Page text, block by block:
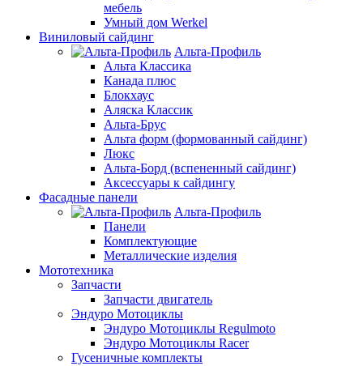
мебель
Умный дом Werkel
Виниловый сайдинг
Альта-Профиль
Альта Классика
Канада плюс
Блокхаус
Аляска Классик
Альта-Брус
Альта форм (формованный сайдинг)
Люкс
Альта-Борд (вспененный сайдинг)
Аксессуары к сайдингу
Фасадные панели
Альта-Профиль
Панели
Комплектующие
Металлические изделия
Мототехника
Запчасти
Запчасти двигатель
Эндуро Мотоциклы
Эндуро Мотоциклы Regulmoto
Эндуро Мотоциклы Racer
Гусеничные комплекты